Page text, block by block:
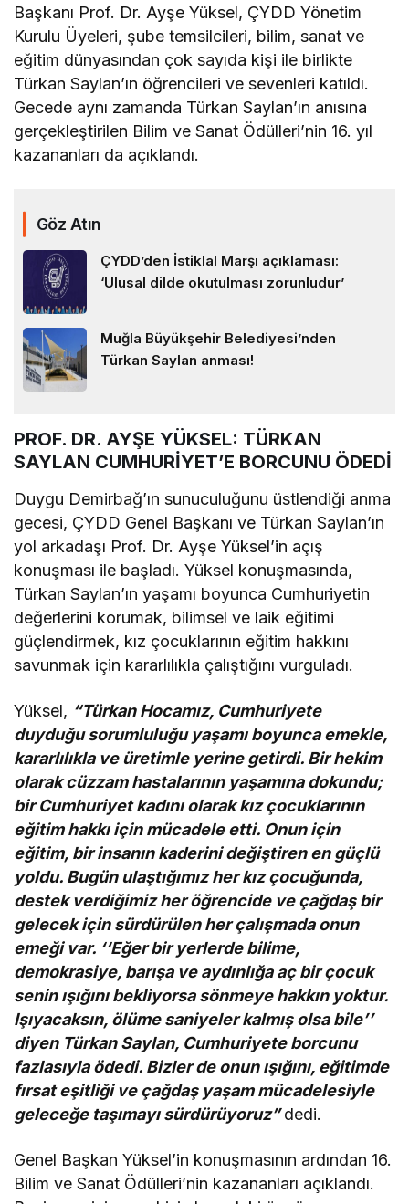
Başkanı Prof. Dr. Ayşe Yüksel, ÇYDD Yönetim
Kurulu Üyeleri, şube temsilcileri, bilim, sanat ve
eğitim dünyasından çok sayıda kişi ile birlikte
Türkan Saylan’ın öğrencileri ve sevenleri katıldı.
Gecede aynı zamanda Türkan Saylan’ın anısına
gerçekleştirilen Bilim ve Sanat Ödülleri’nin 16. yıl
kazananları da açıklandı.
Göz Atın
ÇYDD’den İstiklal Marşı açıklaması:
‘Ulusal dilde okutulması zorunludur’
Muğla Büyükşehir Belediyesi’nden
Türkan Saylan anması!
PROF. DR. AYŞE YÜKSEL: TÜRKAN
SAYLAN CUMHURİYET’E BORCUNU ÖDEDİ
Duygu Demirbağ’ın sunuculuğunu üstlendiği anma
gecesi, ÇYDD Genel Başkanı ve Türkan Saylan’ın
yol arkadaşı Prof. Dr. Ayşe Yüksel’in açış
konuşması ile başladı. Yüksel konuşmasında,
Türkan Saylan’ın yaşamı boyunca Cumhuriyetin
değerlerini korumak, bilimsel ve laik eğitimi
güçlendirmek, kız çocuklarının eğitim hakkını
savunmak için kararlılıkla çalıştığını vurguladı.
Yüksel, “Türkan Hocamız, Cumhuriyete
duyduğu sorumluluğu yaşamı boyunca emekle,
kararlılıkla ve üretimle yerine getirdi. Bir hekim
olarak cüzzam hastalarının yaşamına dokundu;
bir Cumhuriyet kadını olarak kız çocuklarının
eğitim hakkı için mücadele etti. Onun için
eğitim, bir insanın kaderini değiştiren en güçlü
yoldu. Bugün ulaştığımız her kız çocuğunda,
destek verdiğimiz her öğrencide ve çağdaş bir
gelecek için sürdürülen her çalışmada onun
emeği var. ‘‘Eğer bir yerlerde bilime,
demokrasiye, barışa ve aydınlığa aç bir çocuk
senin ışığını bekliyorsa sönmeye hakkın yoktur.
Işıyacaksın, ölüme saniyeler kalmış olsa bile’’
diyen Türkan Saylan, Cumhuriyete borcunu
fazlasıyla ödedi. Bizler de onun ışığını, eğitimde
fırsat eşitliği ve çağdaş yaşam mücadelesiyle
geleceğe taşımayı sürdürüyoruz”dedi.
Genel Başkan Yüksel’in konuşmasının ardından 16.
Bilim ve Sanat Ödülleri’nin kazananları açıklandı.